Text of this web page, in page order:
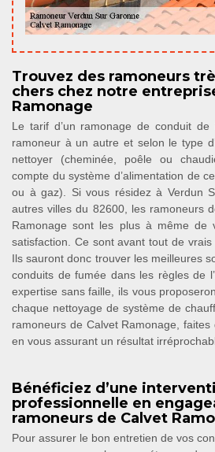
Trouvez des ramoneurs
chers chez notre
Ramonage
Le tarif d’un ramonage de conduit de
ramoneur à un autre et selon le type
nettoyer (cheminée, poêle ou
compte du système d’alimentation de
ou à gaz). Si vous résidez à Verdun
autres villes du 82600, les ramoneurs
Ramonage sont les plus à même de
satisfaction. Ce sont avant tout de
Ils sauront donc trouver les meilleures
conduits de fumée dans les règles de
expertise sans faille, ils vous
chaque nettoyage de système de
ramoneurs de Calvet Ramonage,
en vous assurant un résultat
Bénéficiez d’une
professionnelle en
ramoneurs de Calvet
Pour assurer le bon entretien de vos